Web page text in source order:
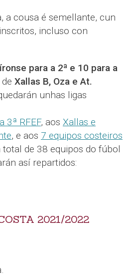
a cousa é semellante, cun
incluso con
para a 2ª e 10 para a
Xallas B, Oza e At.
unhas ligas
3ª RFEF, aos Xallas e
, e aos 7 equipos costeiros
total de 38 equipos do fúbol
así repartidos:
2021/2022